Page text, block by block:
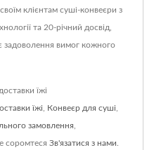
клієнтам суші-конвеєри з
та 20-річний досвід,
задоволення вимог кожного
їжі
їжі Конвеєр для суші
замовлення
соромтеся Зв'язатися з нами